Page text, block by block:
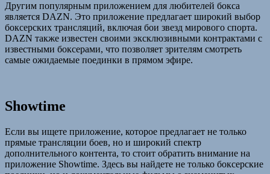
Другим популярным приложением для любителей бокса
является DAZN. Это приложение предлагает широкий выбор
боксерских трансляций, включая бои звезд мирового спорта.
DAZN также известен своими эксклюзивными контрактами с
известными боксерами, что позволяет зрителям смотреть
самые ожидаемые поединки в прямом эфире.
Showtime
Если вы ищете приложение, которое предлагает не только
прямые трансляции боев, но и широкий спектр
дополнительного контента, то стоит обратить внимание на
приложение Showtime. Здесь вы найдете не только боксерские